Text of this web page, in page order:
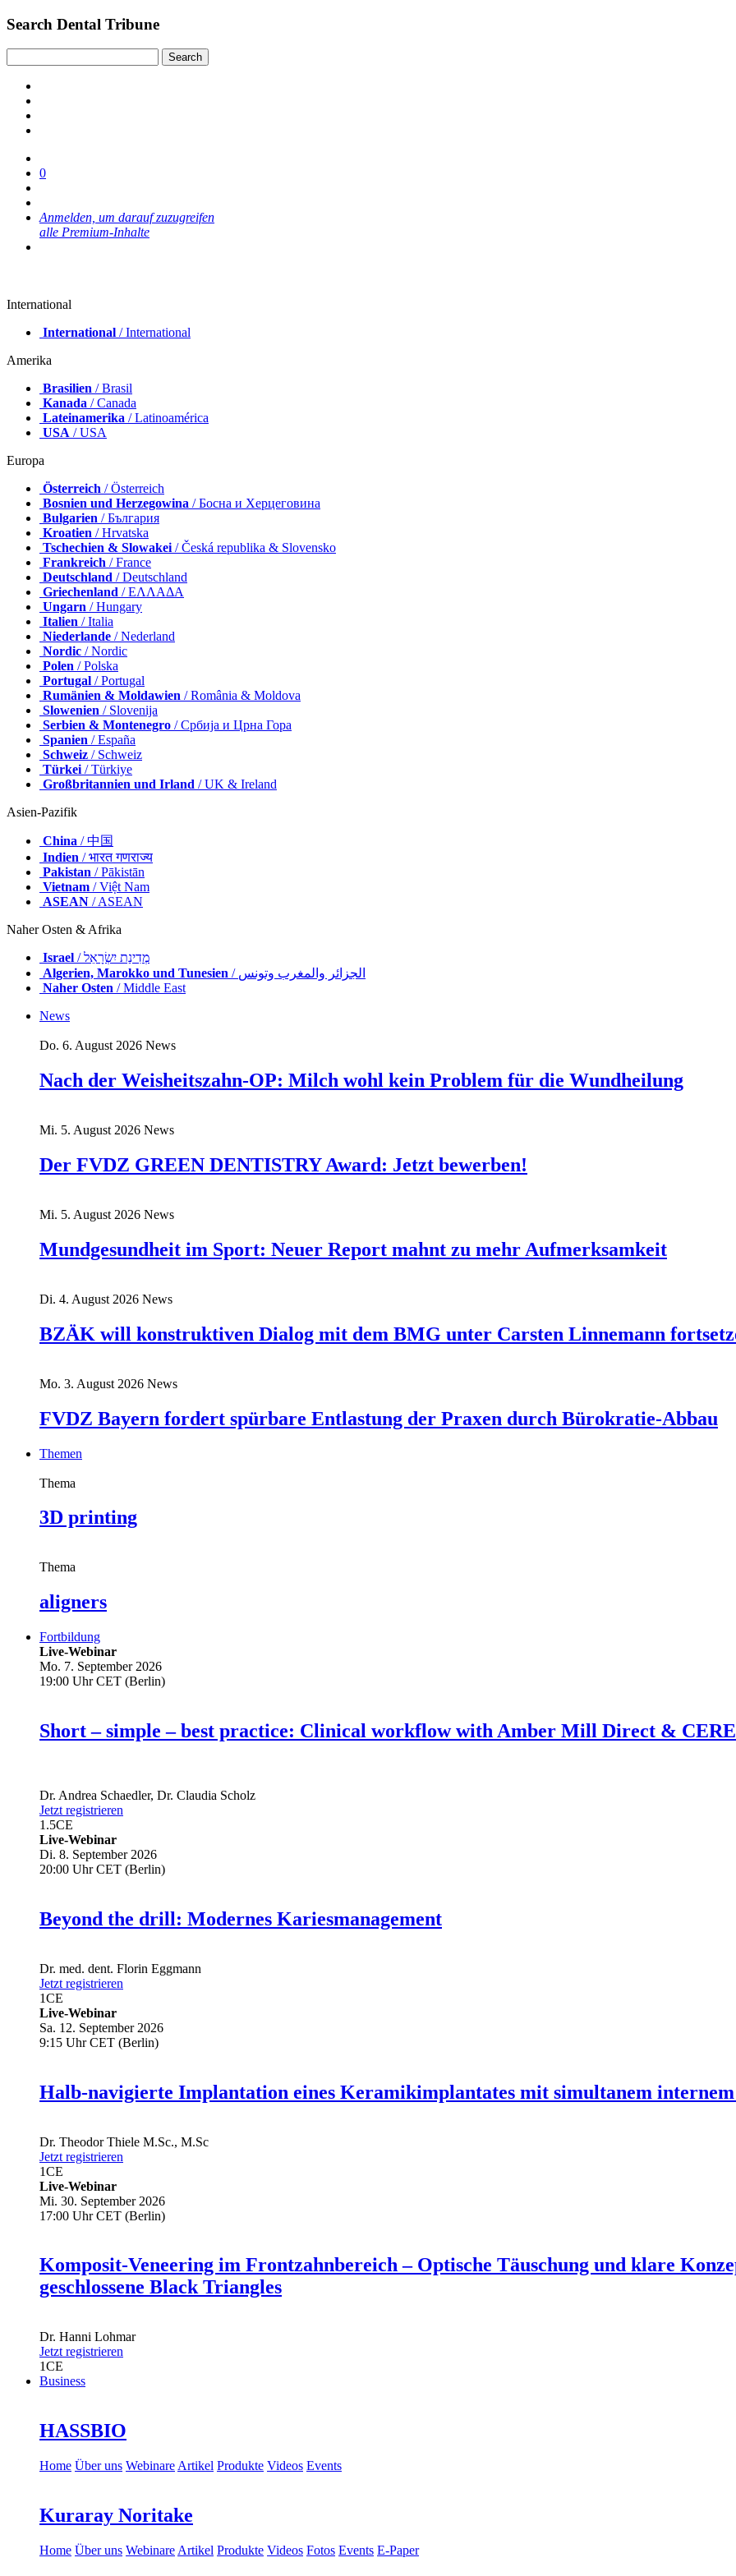
Search Dental Tribune
0
Anmelden, um darauf zuzugreifen
alle Premium-Inhalte
International
International / International
Amerika
Brasilien / Brasil
Kanada / Canada
Lateinamerika / Latinoamérica
USA / USA
Europa
Österreich / Österreich
Bosnien und Herzegowina / Босна и Херцеговина
Bulgarien / България
Kroatien / Hrvatska
Tschechien & Slowakei/ Česká republika & Slovensko
Frankreich / France
Deutschland / Deutschland
Griechenland / ΕΛΛΑΔΑ
Ungarn / Hungary
Italien / Italia
Niederlande / Nederland
Nordic / Nordic
Polen / Polska
Portugal / Portugal
Rumänien & Moldawien / România & Moldova
Slowenien / Slovenija
Serbien & Montenegro / Србија и Црна Гора
Spanien / España
Schweiz / Schweiz
Türkei/ Türkiye
Großbritannien und Irland / UK & Ireland
Asien-Pazifik
China / 中国
Indien / भारत गणराज्य
Pakistan / Pākistān
Vietnam / Việt Nam
ASEAN / ASEAN
Naher Osten & Afrika
Israel
/ מְדִינַת יִשְׂרָאֵל
Algerien, Marokko und Tunesien
/ الجزائر والمغرب وتونس
Naher Osten / Middle East
News
Do. 6. August 2026 News
Nach der Weisheitszahn-OP: Milch wohl kein Problem für die Wundheilung
Mi. 5. August 2026 News
Der FVDZ GREEN DENTISTRY Award: Jetzt bewerben!
Mi. 5. August 2026 News
Mundgesundheit im Sport: Neuer Report mahnt zu mehr Aufmerksamkeit
Di. 4. August 2026 News
BZÄK will konstruktiven Dialog mit dem BMG unter Carsten Linnemann
Mo. 3. August 2026 News
FVDZ Bayern fordert spürbare Entlastung der Praxen durch Bürokratie-Abbau
Themen
Thema
3D printing
Thema
aligners
Fortbildung
Live-Webinar
Mo. 7. September 2026
19:00 Uhr CET (Berlin)
Short – simple – best practice: Clinical workflow with Amber Mill Direct &
Dr. Andrea Schaedler, Dr. Claudia Scholz
Jetzt registrieren
1.5CE
Live-Webinar
Di. 8. September 2026
20:00 Uhr CET (Berlin)
Beyond the drill: Modernes Kariesmanagement
Dr. med. dent. Florin Eggmann
Jetzt registrieren
1CE
Live-Webinar
Sa. 12. September 2026
9:15 Uhr CET (Berlin)
Halb-navigierte Implantation eines Keramikimplantates mit simultanem
Dr. Theodor Thiele M.Sc., M.Sc
Jetzt registrieren
1CE
Live-Webinar
Mi. 30. September 2026
17:00 Uhr CET (Berlin)
Komposit-Veneering im Frontzahnbereich – Optische Täuschung und klare
geschlossene Black Triangles
Dr. Hanni Lohmar
Jetzt registrieren
1CE
Business
HASSBIO
Home Über uns Webinare Artikel Produkte Videos Events
Kuraray Noritake
Home Über uns Webinare Artikel Produkte Videos Fotos Events E-Paper